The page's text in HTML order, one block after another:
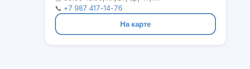
📞 +7 987 417-14-76
На карте